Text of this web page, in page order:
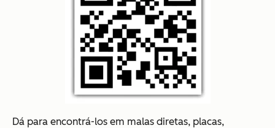
Dá para encontrá-los em malas diretas, placas,